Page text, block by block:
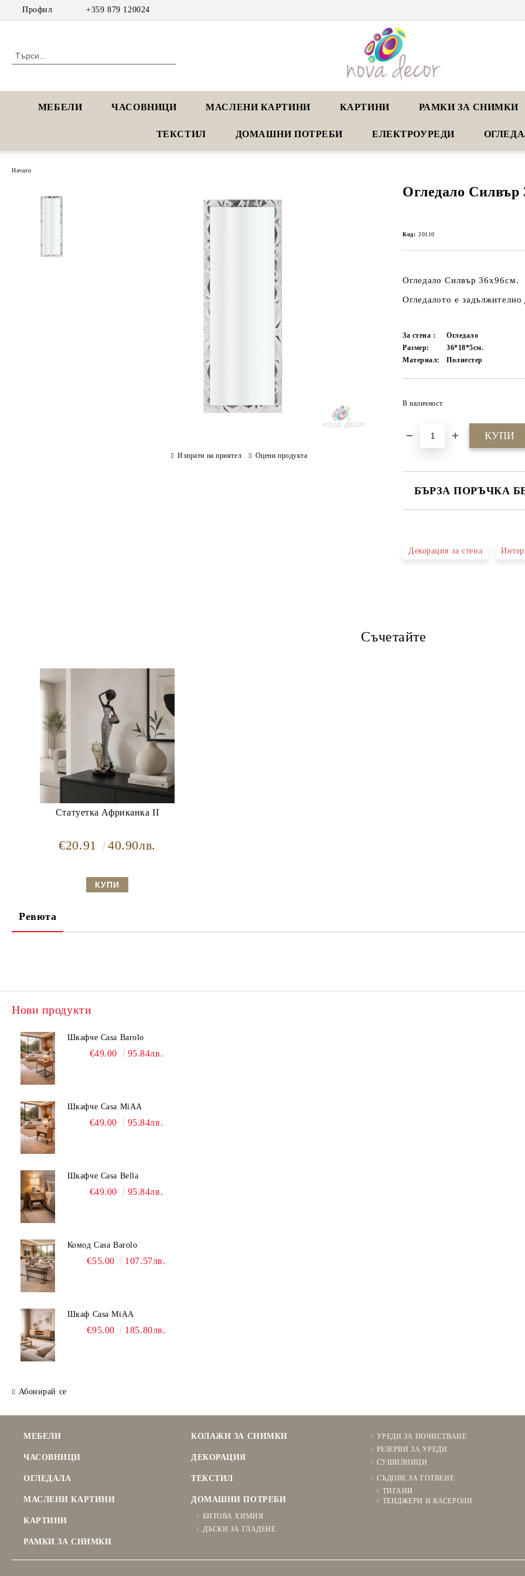
Профил +359 879 120024
МЕБЕЛИ ЧАСОВНИЦИ МАСЛЕНИ КАРТИНИ КАРТИНИ РАМКИ ЗА СНИМКИ
ТЕКСТИЛ ДОМАШНИ ПОТРЕБИ ЕЛЕКТРОУРЕДИ
Начало
Огледало Силвър
Код: 20110
Огледало Силвър 36x96cм.
Огледалото е
За стена :
Огледало
Размер:
36*18*5см.
Материал:
Полиестер
В наличност
БЪРЗА ПОРЪЧКА
Декорация за стена
Изпрати на приятел Оцени продукта
Съчетайте
Статуетка Африканка II
€20.91 40.90лв.
Ревюта
Нови продукти
Шкафче Casa Barolo
€49.00 95.84лв.
Шкафче Casa MiAA
€49.00 95.84лв.
Шкафче Casa Bella
€49.00 95.84лв.
Комод Casa Barolo
€55.00 107.57лв.
Шкаф Casa MiAA
€95.00 185.80лв.
Абонирай се
МЕБЕЛИ
ЧАСОВНИЦИ
ОГЛЕДАЛА
МАСЛЕНИ КАРТИНИ
КАРТИНИ
РАМКИ ЗА СНИМКИ
КОЛАЖИ ЗА СНИМКИ
ДЕКОРАЦИЯ
ТЕКСТИЛ
ДОМАШНИ ПОТРЕБИ
БИТОВА ХИМИЯ
ДЪСКИ ЗА ГЛАДЕНЕ
УРЕДИ ЗА ПОЧИСТВАНЕ
РЕЗЕРВИ ЗА УРЕДИ
СУШИЛНИЦИ
СЪДОВЕ ЗА ГОТВЕНЕ
ТИГАНИ
ТЕНДЖЕРИ И КАСЕРОЛИ